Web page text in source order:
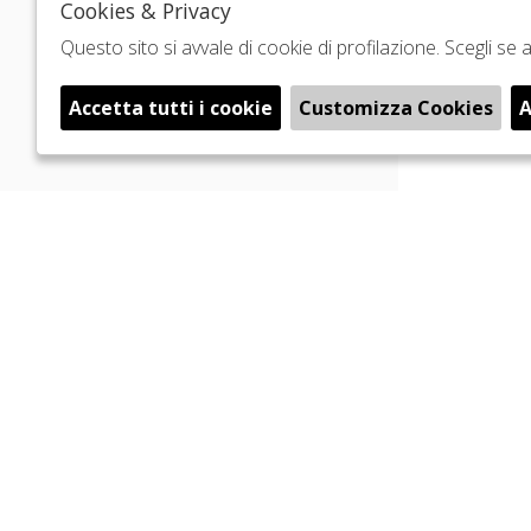
🍪
Cookies & Privacy
Questo sito si avvale di cookie di profilazione. Scegli
Accetta tutti i cookie Customizza Cookies